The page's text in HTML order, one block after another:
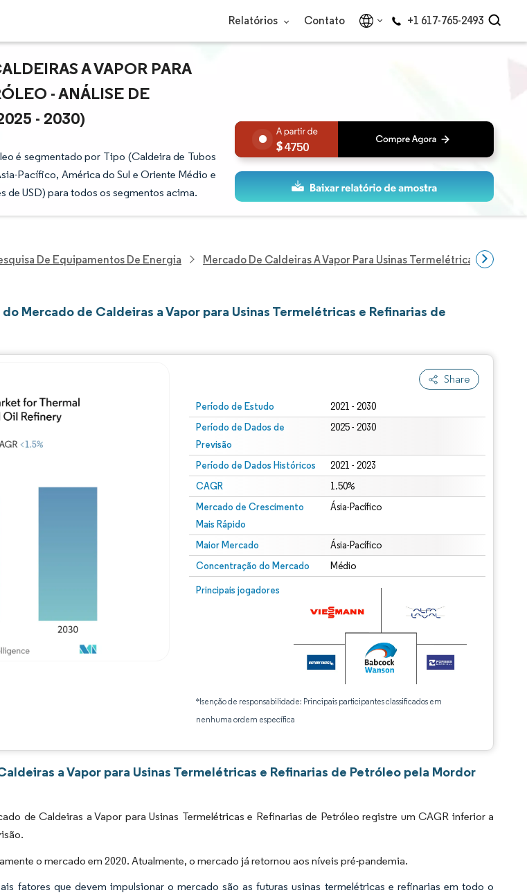
Relatórios Contato +1 617-765-2493
A VAPOR PARA
- ANÁLISE DE
- 2030)
é segmentado por Tipo (Caldeira de Tubos
Pacífico, América do Sul e Oriente Médio e
USD) para todos os segmentos acima.
4750
De Equipamentos De Energia Mercado De Caldeiras A Vapor Para Usinas Termelétricas E
Mercado de Caldeiras a Vapor para Usinas Termelétricas e Refinarias de
Share
Período de Estudo 2021 - 2030
Período de Dados de
Previsão
2025 - 2030
Período de Dados Históricos 2021 - 2023
CAGR 1.50%
Mercado de Crescimento
Mais Rápido
Ásia-Pacífico
Maior Mercado Ásia-Pacífico
Concentração do Mercado Médio
Principais jogadores
*Isenção de responsabilidade: Principais participantes classificados em
nenhuma ordem específica
a Vapor para Usinas Termelétricas e Refinarias de Petróleo pela Mordor
de Caldeiras a Vapor para Usinas Termelétricas e Refinarias de Petróleo registre um CAGR inferior a
o mercado em 2020. Atualmente, o mercado já retornou aos níveis pré-pandemia.
fatores que devem impulsionar o mercado são as futuras usinas termelétricas e refinarias em todo o